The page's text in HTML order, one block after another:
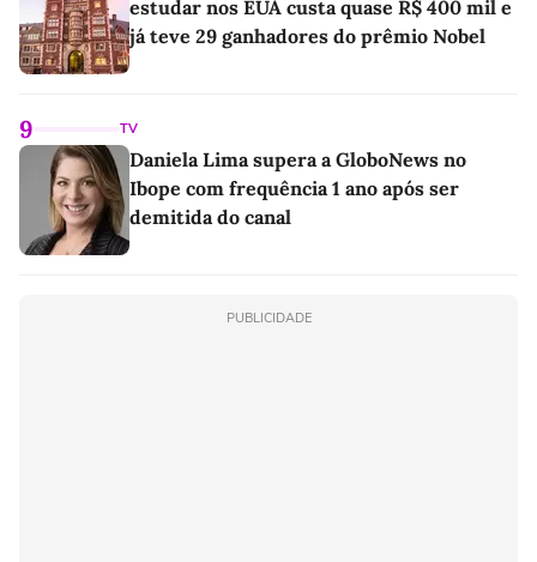
estudar nos EUA custa quase R$ 400 mil e
já teve 29 ganhadores do prêmio Nobel
9 TV
Daniela Lima supera a GloboNews no
Ibope com frequência 1 ano após ser
demitida do canal
PUBLICIDADE